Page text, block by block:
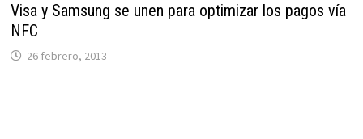
Visa y Samsung se unen para optimizar los pagos vía
NFC
26 febrero, 2013